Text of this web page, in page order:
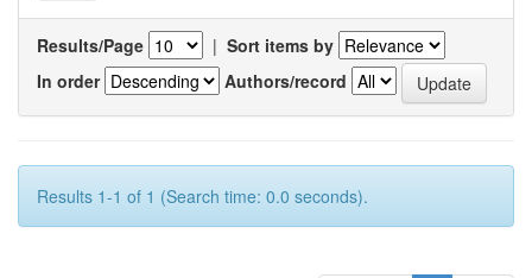
Results/Page | Sort items by
In order
Authors/record
Results 1-1 of 1 (Search time: 0.0 seconds).